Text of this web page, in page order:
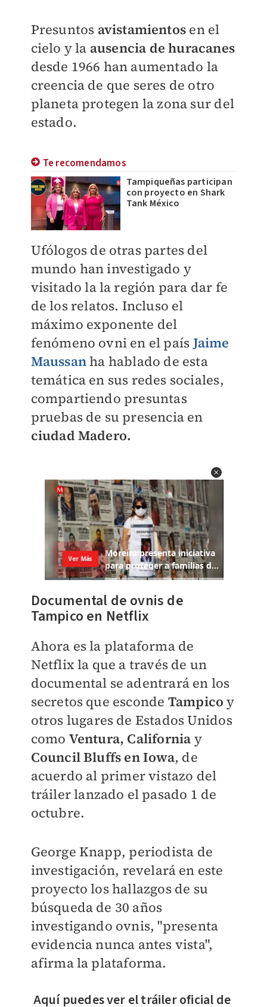
Presuntos avistamientos en el
cielo y la ausencia de huracanes
desde 1966 han aumentado la
creencia de que seres de otro
planeta protegen la zona sur del
estado.
Te recomendamos
Tampiqueñas participan
con proyecto en Shark
Tank México
Ufólogos de otras partes del
mundo han investigado y
visitado la la región para dar fe
de los relatos. Incluso el
máximo exponente del
fenómeno ovni en el país Jaime
Maussanha hablado de esta
temática en sus redes sociales,
compartiendo presuntas
pruebas de su presencia en
ciudad Madero.
Documental de ovnis de
Tampico en Netflix
Ahora es la plataforma de
Netflix la que a través de un
documental se adentrará en los
secretos que esconde Tampico y
otros lugares de Estados Unidos
como Ventura, California y
Council Bluffs en Iowa, de
acuerdo al primer vistazo del
tráiler lanzado el pasado 1 de
octubre.
George Knapp, periodista de
investigación, revelará en este
proyecto los hallazgos de su
búsqueda de 30 años
investigando ovnis, "presenta
evidencia nunca antes vista",
afirma la plataforma.
Aquí puedes ver el tráiler oficial de